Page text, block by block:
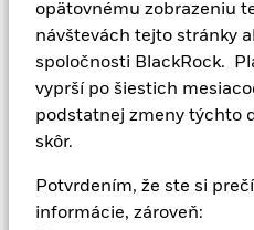
opätovnému zobrazeniu
návštevách tejto stránky
spoločnosti BlackRock.
vyprší po šiestich
podstatnej zmeny týchto
skôr.
Potvrdením, že ste si
informácie, zároveň:
cenných papierov s pevným
spoločnosťami. Existuje riziko
spoločnosť nemusí vyplatiť
fondu v čase splatnosti.
zníženie rizika, ale nemôže
pohybov medzi základnou
realizované niektoré alebo
negatívny vplyv na výkonnosť